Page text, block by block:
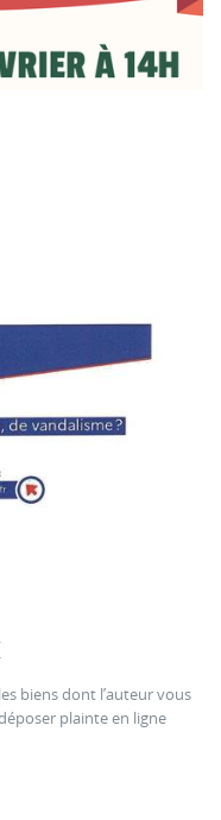
biens dont l’auteur vous
plainte en ligne